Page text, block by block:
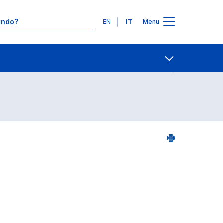
Lingue
EN IT Menu